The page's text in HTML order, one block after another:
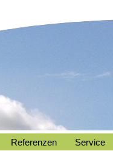
Referenzen Service